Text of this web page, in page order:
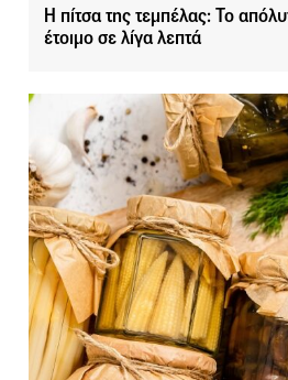
Η πίτσα της τεμπέλας: Το
έτοιμο σε λίγα λεπτά